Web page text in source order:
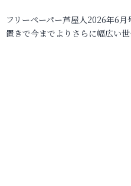
フリーペーパー芦屋人2026年6
置きで今までよりさらに幅広い